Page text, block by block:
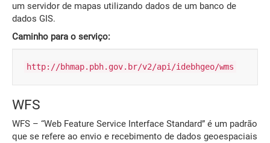
um servidor de mapas utilizando dados de um banco de
dados GIS.
Caminho para o serviço:
http://bhmap.pbh.gov.br/v2/api/idebhgeo/wms
WFS
WFS – “Web Feature Service Interface Standard” é um padrão
que se refere ao envio e recebimento de dados geoespaciais